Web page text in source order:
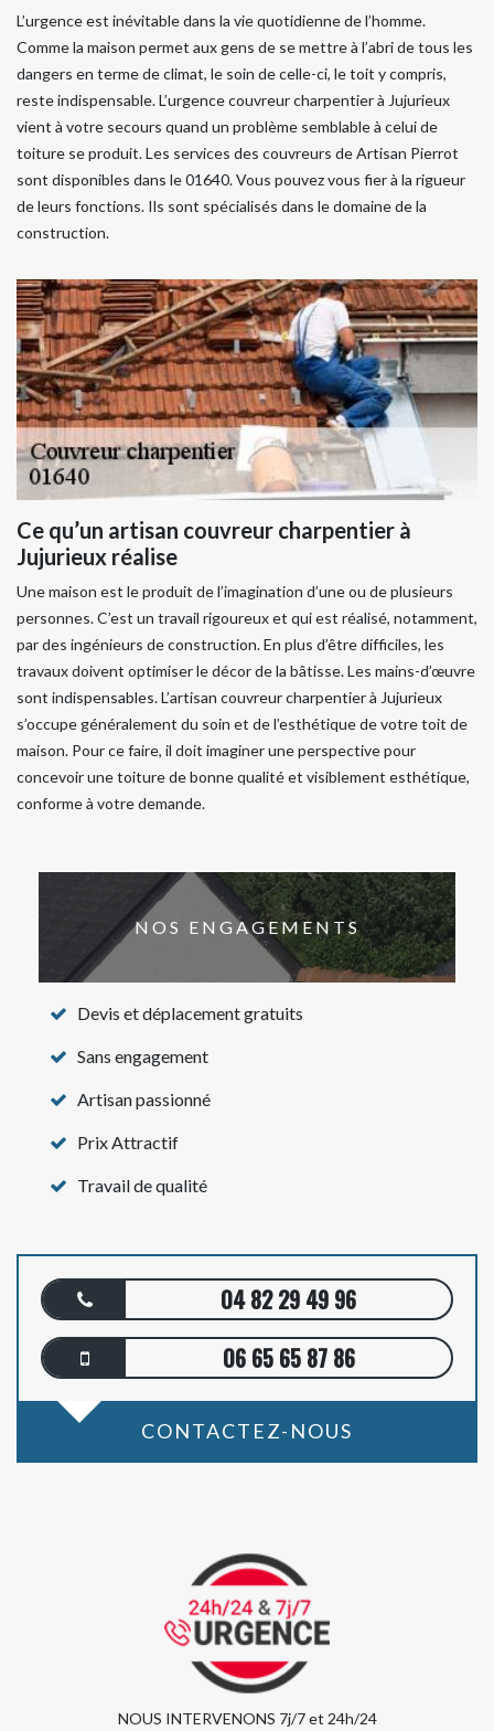
L’urgence est inévitable dans la vie quotidienne de l’homme.
Comme la maison permet aux gens de se mettre à l’abri de tous les
dangers en terme de climat, le soin de celle-ci, le toit y compris,
reste indispensable. L’urgence couvreur charpentier à Jujurieux
vient à votre secours quand un problème semblable à celui de
toiture se produit. Les services des couvreurs de Artisan Pierrot
sont disponibles dans le 01640. Vous pouvez vous fier à la rigueur
de leurs fonctions. Ils sont spécialisés dans le domaine de la
construction.
Ce qu’un artisan couvreur charpentier à
Jujurieux réalise
Une maison est le produit de l’imagination d’une ou de plusieurs
personnes. C’est un travail rigoureux et qui est réalisé, notamment,
par des ingénieurs de construction. En plus d’être difficiles, les
travaux doivent optimiser le décor de la bâtisse. Les mains-d’œuvre
sont indispensables. L’artisan couvreur charpentier à Jujurieux
s’occupe généralement du soin et de l’esthétique de votre toit de
maison. Pour ce faire, il doit imaginer une perspective pour
concevoir une toiture de bonne qualité et visiblement esthétique,
conforme à votre demande.
NOS ENGAGEMENTS
Devis et déplacement gratuits
Sans engagement
Artisan passionné
Prix Attractif
Travail de qualité
04 82 29 49 96
06 65 65 87 86
CONTACTEZ-NOUS
NOUS INTERVENONS 7j/7 et 24h/24